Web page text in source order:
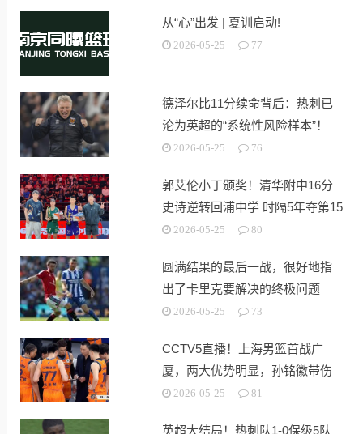
从“心”出发 | 夏训启动!
2026-05-25 77
德泽尔比11分续命背后：热刺已
沦为英超的“系统性风险样本”！
2026-05-25 76
郭艾伦小丁颁奖！清华附中16分
史诗逆转回浦中学 时隔5年夺第15
冠2026-05-25 80
圆满结果的最后一战，很好地指
出了卡里克要解决的终极问题
2026-05-25 73
CCTV5直播！上海男篮首战广
厦，两大优势明显，孙铭徽带伤
出战！
2026-05-25 81
英超大结局！热刺队1-0保级5队